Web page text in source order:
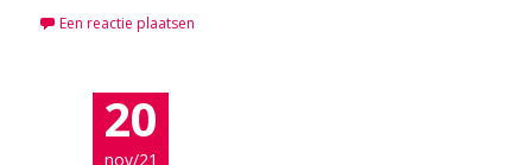
Een reactie plaatsen
20
nov/21